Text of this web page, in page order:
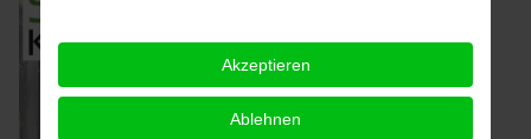
Akzeptieren
Ablehnen